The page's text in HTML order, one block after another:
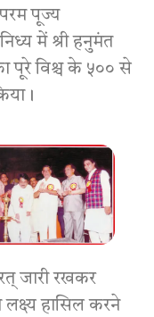
पूज्य
में श्री हनुमंत
पूरे विश्च के ५०० से
जारी रखकर
हासिल करने